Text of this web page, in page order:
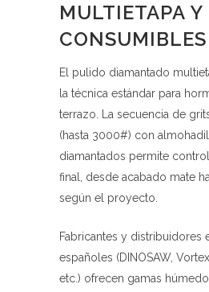
MULTIETAPA Y
CONSUMIBLES
El pulido diamantado
la técnica estándar para
terrazo. La secuencia de
(hasta 3000#) con
diamantados permite
final, desde acabado mate
según el proyecto.
Fabricantes y distribuidores
españoles (DINOSAW,
etc.) ofrecen gamas